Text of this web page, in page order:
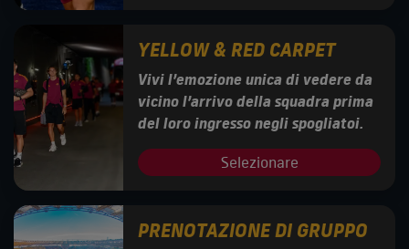
YELLOW & RED CARPET
Vivi l’emozione unica di vedere da
vicino l’arrivo della squadra prima
del loro ingresso negli spogliatoi.
Selezionare
PRENOTAZIONE DI GRUPPO